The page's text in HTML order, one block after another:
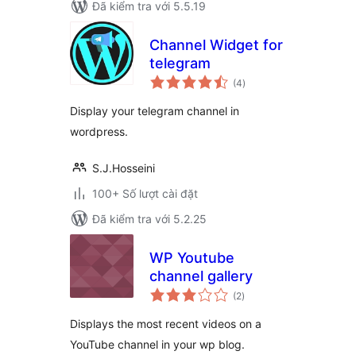
Đã kiểm tra với 5.5.19
Channel Widget for
telegram
(4tổng
đánh
)
Display your telegram channel in
wordpress.
S.J.Hosseini
100+ Số lượt cài đặt
Đã kiểm tra với 5.2.25
WP Youtube
channel gallery
(2tổng
đánh
)
Displays the most recent videos on a
YouTube channel in your wp blog.